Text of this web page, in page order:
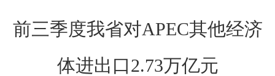
前三季度我省对APEC其他经济
体进出口2.73万亿元